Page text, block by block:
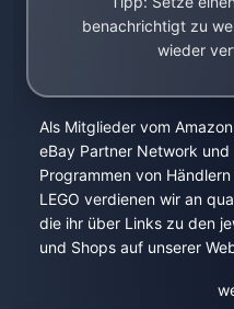
benachrichtigt zu
wieder
Als Mitglieder vom
eBay Partner Network
Programmen von
LEGO verdienen wir an
die ihr über Links zu den
und Shops auf unserer